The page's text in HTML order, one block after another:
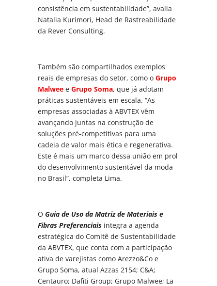
consistência em sustentabilidade”, avalia
Natalia Kurimori, Head de Rastreabilidade
da Rever Consulting.
Também são compartilhados exemplos
reais de empresas do setor, como oGrupo
Malwee eGrupo Soma, que já adotam
práticas sustentáveis em escala. “As
empresas associadas à ABVTEX vêm
avançando juntas na construção de
soluções pré-competitivas para uma
cadeia de valor mais ética e regenerativa.
Este é mais um marco dessa união em prol
do desenvolvimento sustentável da moda
no Brasil”, completa Lima.
OGuia de Uso da Matriz de Materiais e
Fibras Preferenciais integra a agenda
estratégica do Comitê de Sustentabilidade
da ABVTEX, que conta com a participação
ativa de varejistas como Arezzo&Co e
Grupo Soma, atual Azzas 2154; C&A;
Centauro; Dafiti Group; Grupo Malwee; La